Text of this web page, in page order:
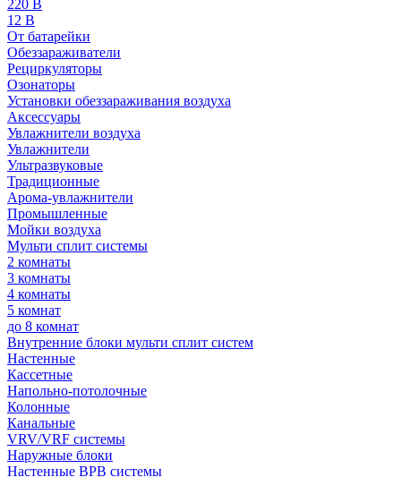
220 В
12 В
От батарейки
Обеззараживатели
Рециркуляторы
Озонаторы
Установки обеззараживания воздуха
Аксессуары
Увлажнители воздуха
Увлажнители
Ультразвуковые
Традиционные
Арома-увлажнители
Промышленные
Мойки воздуха
Мульти сплит системы
2 комнаты
3 комнаты
4 комнаты
5 комнат
до 8 комнат
Внутренние блоки мульти сплит систем
Настенные
Кассетные
Напольно-потолочные
Колонные
Канальные
VRV/VRF системы
Наружные блоки
Настенные ВРВ системы